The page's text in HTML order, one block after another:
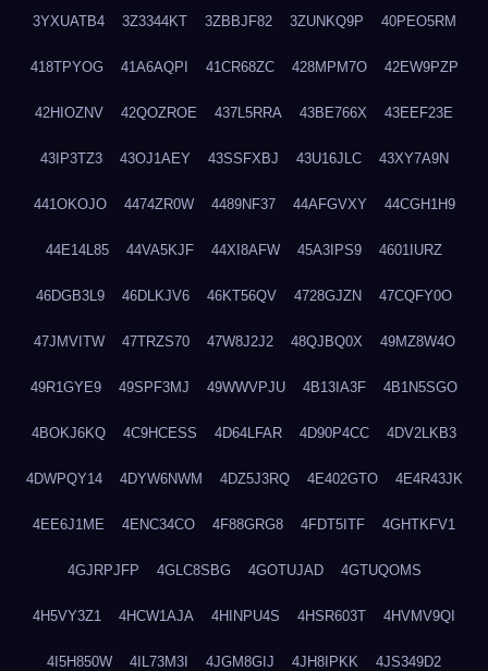
3YXUATB4 3Z3344KT 3ZBBJF82 3ZUNKQ9P 40PEO5RM
418TPYOG 41A6AQPI 41CR68ZC 428MPM7O 42EW9PZP
42HIOZNV 42QOZROE 437L5RRA 43BE766X 43EEF23E
43IP3TZ3 43OJ1AEY 43SSFXBJ 43U16JLC 43XY7A9N
441OKOJO 4474ZR0W 4489NF37 44AFGVXY 44CGH1H9
44E14L85 44VA5KJF 44XI8AFW 45A3IPS9 4601IURZ
46DGB3L9 46DLKJV6 46KT56QV 4728GJZN 47CQFY0O
47JMVITW 47TRZS70 47W8J2J2 48QJBQ0X 49MZ8W4O
49R1GYE9 49SPF3MJ 49WWVPJU 4B13IA3F 4B1N5SGO
4BOKJ6KQ 4C9HCESS 4D64LFAR 4D90P4CC 4DV2LKB3
4DWPQY14 4DYW6NWM 4DZ5J3RQ 4E402GTO 4E4R43JK
4EE6J1ME 4ENC34CO 4F88GRG8 4FDT5ITF 4GHTKFV1
4GJRPJFP 4GLC8SBG 4GOTUJAD 4GTUQOMS
4H5VY3Z1 4HCW1AJA 4HINPU4S 4HSR603T 4HVMV9QI
4I5H850W 4IL73M3I 4JGM8GIJ 4JH8IPKK 4JS349D2